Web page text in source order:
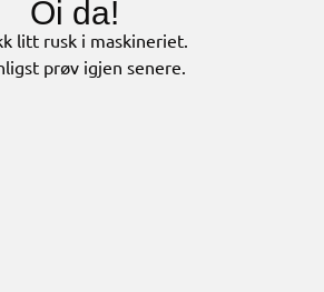
Oi da!
litt rusk i maskineriet.
prøv igjen senere.